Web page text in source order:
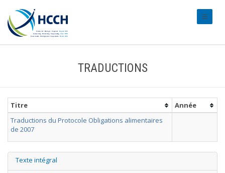
TRADUCTIONS
Titre
Année
Traductions du Protocole Obligations alimentaires
de 2007
Texte intégral